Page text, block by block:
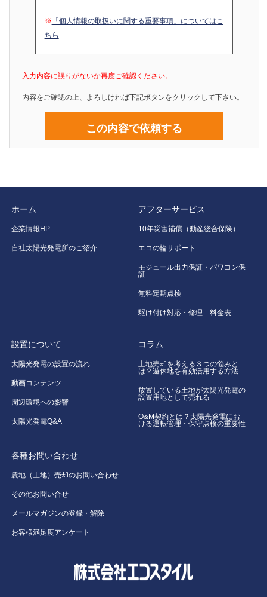
※ 「個人情報の取扱いに関する重要事項」についてはこ
ちら
入力内容に誤りがないか再度ご確認ください。
内容をご確認の上、よろしければ下記ボタンをクリックして下さい。
ホーム
企業情報HP
自社太陽光発電所のご紹介
アフターサービス
10年災害補償（動産総合保険）
エコの輪サポート
モジュール出力保証・パワコン保
証
無料定期点検
駆け付け対応・修理 料金表
設置について
太陽光発電の設置の流れ
動画コンテンツ
周辺環境への影響
太陽光発電Q&A
コラム
土地売却を考える３つの悩みと
は？遊休地を有効活用する方法
放置している土地が太陽光発電の
設置用地として売れる
O&M契約とは？太陽光発電にお
ける運転管理・保守点検の重要性
各種お問い合わせ
農地（土地）売却のお問い合わせ
その他お問い合せ
メールマガジンの登録・解除
お客様満足度アンケート